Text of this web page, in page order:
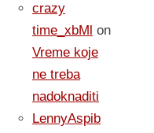
crazy
time_xbMl on
Vreme koje
ne treba
nadoknaditi
LennyAspib